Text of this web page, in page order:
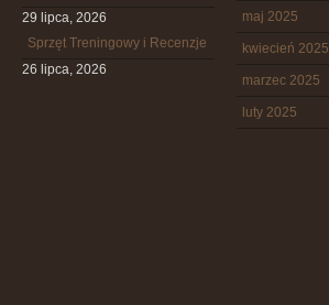
29 lipca, 2026
Sprzęt Treningowy i Recenzje
26 lipca, 2026
maj 2025
kwiecień 2025
marzec 2025
luty 2025